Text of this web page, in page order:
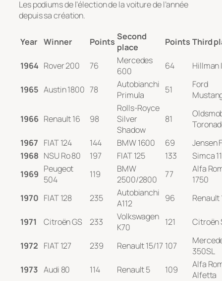
Les podiums de l’élection de la voiture de l’année
depuis sa création.
Year Winner Points Second
place
Points Third
1964 Rover 200 76
Mercedes
600
64 Hillman
1965 Austin 1800 78
Autobianchi
Primula
51
Ford
1966 Renault 16 98
Rolls-Royce
Silver
Shadow
81
1967 FIAT 124 144 BMW 1600 69
Jensen
1968 NSU Ro 80 197 FIAT 125 133
Simca
1969 Peugeot
504
119
BMW
2500/2800
77
Alfa
1750
1970 FIAT 128 235
Autobianchi
A112
96 Renault
1971 Citroën GS 233
Volkswagen
K70
121 Citroën
1972 FIAT 127 239 Renault 15/17 107
350SL
1973 Audi 80 114 Renault 5 109
Alfa
Alfetta